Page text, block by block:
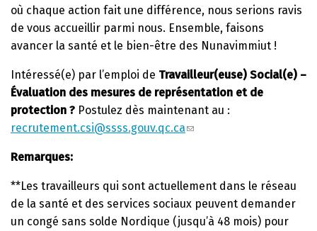
où chaque action fait une différence, nous serions ravis
de vous accueillir parmi nous. Ensemble, faisons
avancer la santé et le bien-être des Nunavimmiut !
Intéressé(e) par l’emploi de Travailleur(euse) Social(e) –
Évaluation des mesures de représentation et de
protection ? Postulez dès maintenant au :
recrutement.csi@ssss.gouv.qc.ca
Remarques:
**Les travailleurs qui sont actuellement dans le réseau
de la santé et des services sociaux peuvent demander
un congé sans solde Nordique (jusqu’à 48 mois) pour